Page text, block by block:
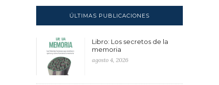
ÚLTIMAS PUBLICACIONES
Libro: Los secretos de la
memoria
agosto 4, 2026